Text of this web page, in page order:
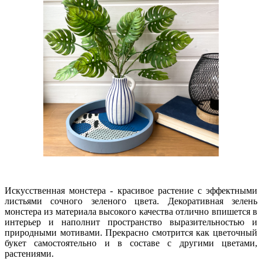
Искусственная монстера - красивое растение с эффектными
листьями сочного зеленого цвета. Декоративная зелень
монстера из материала высокого качества отлично впишется в
интерьер и наполнит пространство выразительностью и
природными мотивами. Прекрасно смотрится как цветочный
букет самостоятельно и в составе с другими цветами,
растениями.